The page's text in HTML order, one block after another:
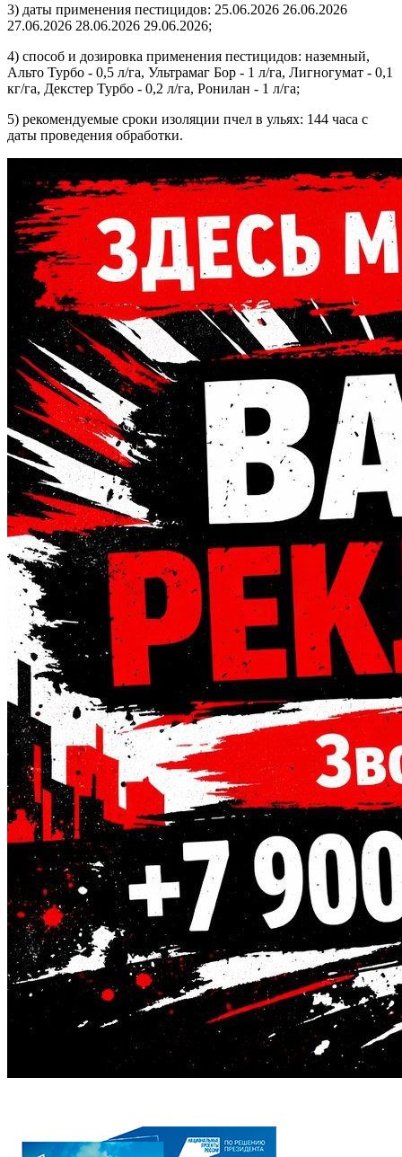
3) даты применения пестицидов: 25.06.2026 26.06.2026
27.06.2026 28.06.2026 29.06.2026;
4) способ и дозировка применения пестицидов: наземный,
Альто Турбо - 0,5 л/га, Ультрамаг Бор - 1 л/га, Лигногумат - 0,1
кг/га, Декстер Турбо - 0,2 л/га, Ронилан - 1 л/га;
5) рекомендуемые сроки изоляции пчел в ульях: 144 часа с
даты проведения обработки.